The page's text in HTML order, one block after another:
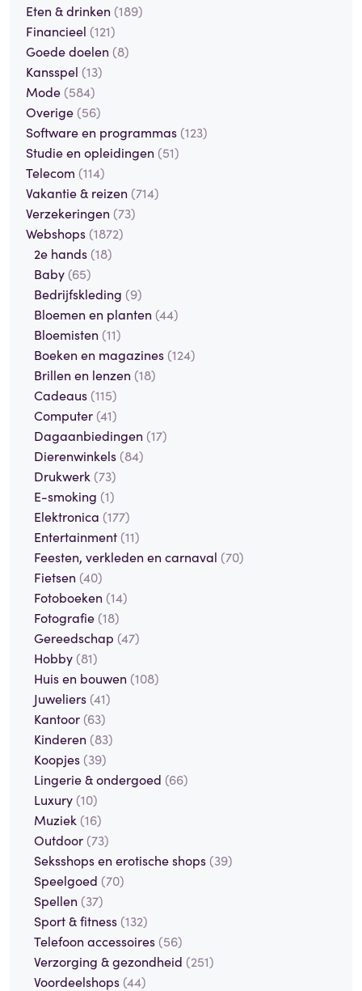
Eten & drinken (189)
Financieel (121)
Goede doelen (8)
Kansspel (13)
Mode (584)
Overige (56)
Software en programmas (123)
Studie en opleidingen (51)
Telecom (114)
Vakantie & reizen (714)
Verzekeringen (73)
Webshops (1872)
2e hands (18)
Baby (65)
Bedrijfskleding (9)
Bloemen en planten (44)
Bloemisten (11)
Boeken en magazines (124)
Brillen en lenzen (18)
Cadeaus (115)
Computer (41)
Dagaanbiedingen (17)
Dierenwinkels (84)
Drukwerk (73)
E-smoking (1)
Elektronica (177)
Entertainment (11)
Feesten, verkleden en carnaval (70)
Fietsen (40)
Fotoboeken (14)
Fotografie (18)
Gereedschap (47)
Hobby (81)
Huis en bouwen (108)
Juweliers (41)
Kantoor (63)
Kinderen (83)
Koopjes (39)
Lingerie & ondergoed (66)
Luxury (10)
Muziek (16)
Outdoor (73)
Seksshops en erotische shops (39)
Speelgoed (70)
Spellen (37)
Sport & fitness (132)
Telefoon accessoires (56)
Verzorging & gezondheid (251)
Voordeelshops (44)